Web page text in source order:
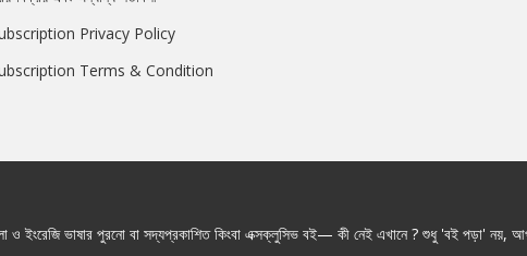
Privacy Policy
Terms & Condition
ও ইংরেজি ভাষার পুরনো বা সদ্যপ্রকাশিত কিংবা এক্সক্লুসিভ বই— কী নেই এখানে ? শুধু 'বই পড়া' নয়,